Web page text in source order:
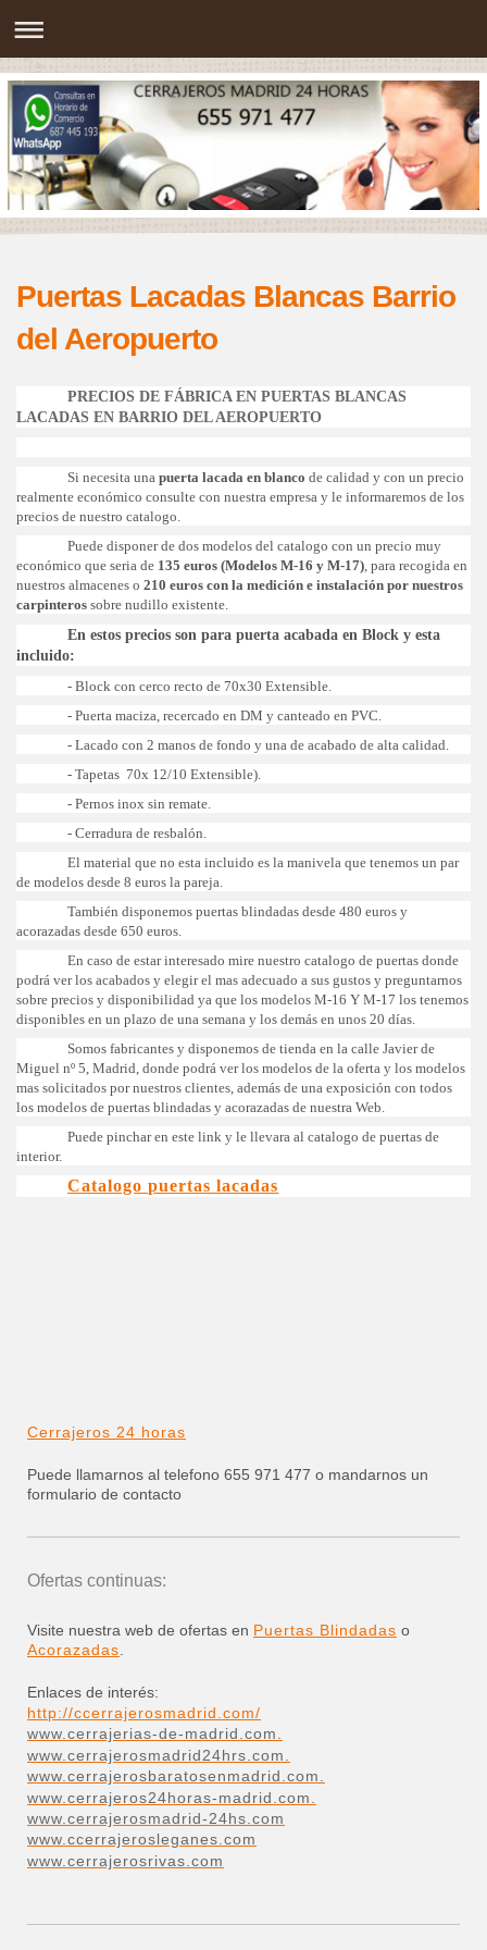
Puertas Lacadas Blancas Barrio
del Aeropuerto
PRECIOS DE FÁBRICA EN PUERTAS BLANCAS
LACADAS EN BARRIO DEL AEROPUERTO
Si necesita unapuerta lacada en blanco de calidad y con un precio
realmente económico consulte con nuestra empresa y le informaremos de los
precios de nuestro catalogo.
Puede disponer de dos modelos del catalogo con un precio muy
económico que seria de 135 euros (Modelos M-16 y M-17), para recogida en
nuestros almacenes o 210 euros con la medición e instalación por nuestros
carpinteros sobre nudillo existente.
En estos precios son para puerta acabada en Block y esta
incluido:
- Block con cerco recto de 70x30 Extensible.
- Puerta maciza, recercado en DM y canteado en PVC.
- Lacado con 2 manos de fondo y una de acabado de alta calidad.
- Tapetas 70x 12/10 Extensible).
- Pernos inox sin remate.
- Cerradura de resbalón.
El material que no esta incluido es la manivela que tenemos un par
de modelos desde 8 euros la pareja.
También disponemos puertas blindadas desde 480 euros y
acorazadas desde 650 euros.
En caso de estar interesado mire nuestro catalogo de puertas donde
podrá ver los acabados y elegir el mas adecuado a sus gustos y preguntarnos
sobre precios y disponibilidad ya que los modelos M-16 Y M-17 los tenemos
disponibles en un plazo de una semana y los demás en unos 20 días.
Somos fabricantes y disponemos de tienda en la calle Javier de
Miguel nº 5, Madrid, donde podrá ver los modelos de la oferta y los modelos
mas solicitados por nuestros clientes, además de una exposición con todos
los modelos de puertas blindadas y acorazadas de nuestra Web.
Puede pinchar en este link y le llevara al catalogo de puertas de
interior.
Catalogo puertas lacadas
Cerrajeros 24 horas
Puede llamarnos al telefono 655 971 477 o mandarnos un
formulario de contacto
Ofertas continuas:
Visite nuestra web de ofertas en Puertas Blindadas o
Acorazadas
Enlaces de interés:
http://ccerrajerosmadrid.com/
www.cerrajerias-de-madrid.com.
www.cerrajerosmadrid24hrs.com.
www.cerrajerosbaratosenmadrid.com.
www.cerrajeros24horas-madrid.com.
www.cerrajerosmadrid-24hs.com
www.ccerrajerosleganes.com
www.cerrajerosrivas.com